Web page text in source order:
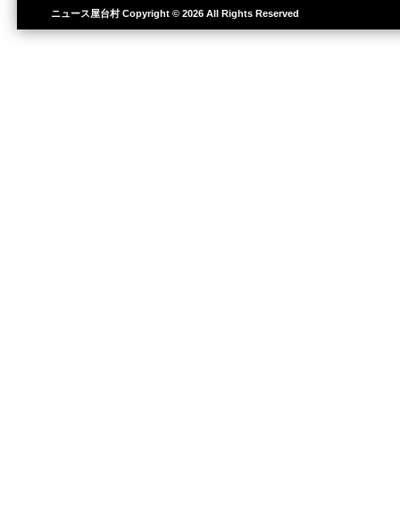
ニュース屋台村Copyright © 2026 All Rights Reserved